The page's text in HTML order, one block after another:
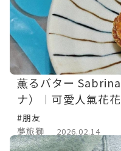
薫るバター
ナ）︱可愛人氣花
#朋友
夢旅獅
2026.02.14